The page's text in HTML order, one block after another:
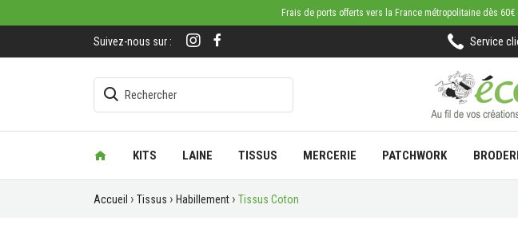
Frais de ports offerts vers la France métropolitaine dès
Suivez-nous sur : Service
KITS LAINE TISSUS MERCERIE PATCHWORK
Accueil Tissus Habillement Tissus Coton